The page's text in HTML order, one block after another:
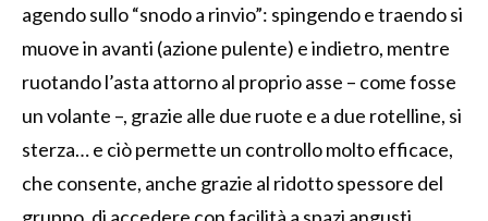
agendo sullo “snodo a rinvio”: spingendo e traendo si
muove in avanti (azione pulente) e indietro, mentre
ruotando l’asta attorno al proprio asse – come fosse
un volante –, grazie alle due ruote e a due rotelline, si
sterza… e ciò permette un controllo molto efficace,
che consente, anche grazie al ridotto spessore del
gruppo, di accedere con facilità a spazi angusti,